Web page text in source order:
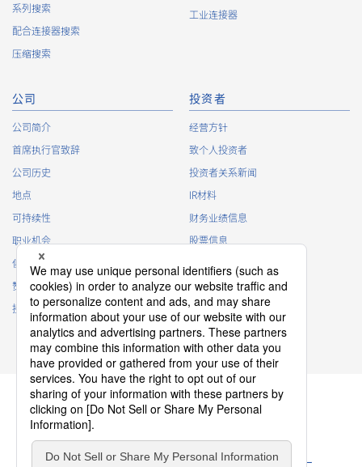
系列搜索
配合连接器搜索
压缩搜索
工业连接器
公司
公司简介
首席执行官致辞
公司历史
地点
可持续性
职业机会
俱乐部活动
赞助
接触
投资者
经营方针
致个人投资者
投资者关系新闻
IR材料
财务业绩信息
股票信息
IR日历
IR常见问题
IR策略
免责声明
隐私政策 Cookie 政策 ソーシャルメディアポリシー